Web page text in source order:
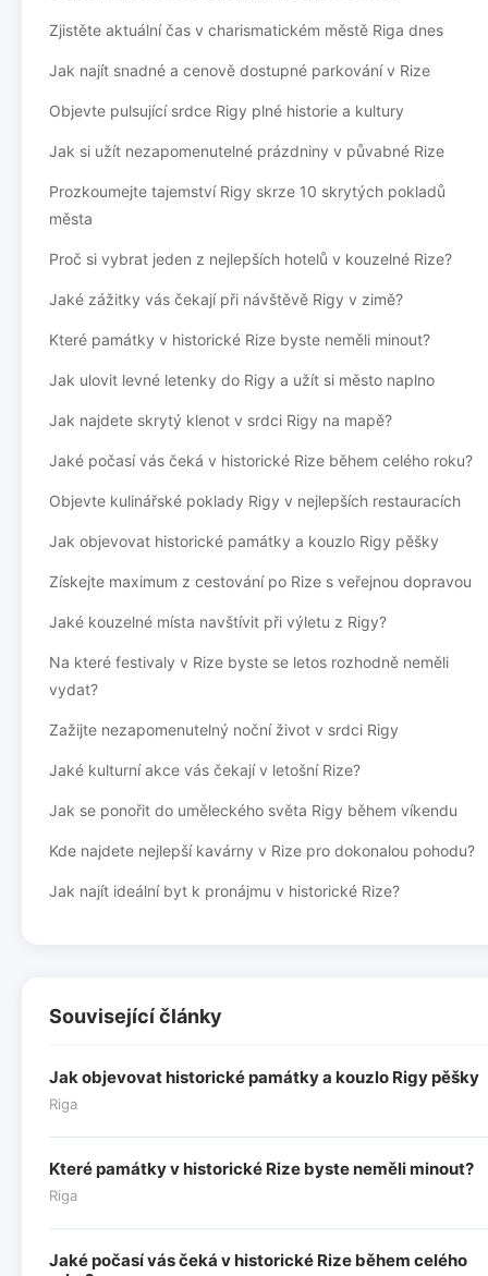
Zjistěte aktuální čas v charismatickém městě Riga dnes
Jak najít snadné a cenově dostupné parkování v Rize
Objevte pulsující srdce Rigy plné historie a kultury
Jak si užít nezapomenutelné prázdniny v půvabné Rize
Prozkoumejte tajemství Rigy skrze 10 skrytých pokladů
města
Proč si vybrat jeden z nejlepších hotelů v kouzelné Rize?
Jaké zážitky vás čekají při návštěvě Rigy v zimě?
Které památky v historické Rize byste neměli minout?
Jak ulovit levné letenky do Rigy a užít si město naplno
Jak najdete skrytý klenot v srdci Rigy na mapě?
Jaké počasí vás čeká v historické Rize během celého roku?
Objevte kulinářské poklady Rigy v nejlepších restauracích
Jak objevovat historické památky a kouzlo Rigy pěšky
Získejte maximum z cestování po Rize s veřejnou dopravou
Jaké kouzelné místa navštívit při výletu z Rigy?
Na které festivaly v Rize byste se letos rozhodně neměli
vydat?
Zažijte nezapomenutelný noční život v srdci Rigy
Jaké kulturní akce vás čekají v letošní Rize?
Jak se ponořit do uměleckého světa Rigy během víkendu
Kde najdete nejlepší kavárny v Rize pro dokonalou pohodu?
Jak najít ideální byt k pronájmu v historické Rize?
Související články
Jak objevovat historické památky a kouzlo Rigy pěšky
Riga
Které památky v historické Rize byste neměli minout?
Riga
Jaké počasí vás čeká v historické Rize během celého